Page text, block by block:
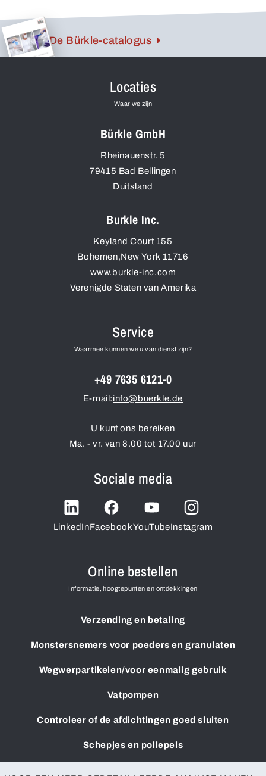
De Bürkle-catalogus
Locaties
Waar we zijn
Bürkle GmbH
Rheinauenstr. 5
79415 Bad Bellingen
Duitsland
Burkle Inc.
Keyland Court 155
Bohemen,New York 11716
www.burkle-inc.com
Verenigde Staten van Amerika
Service
Waarmee kunnen we u van dienst zijn?
+49 7635 6121-0
E-mail:info@buerkle.de
U kunt ons bereiken
Ma. - vr. van 8.00 tot 17.00 uur
Sociale media
LinkedInFacebookYouTubeInstagram
Online bestellen
Informatie, hoogtepunten en ontdekkingen
Verzending en betaling
Monstersnemers voor poeders en granulaten
Wegwerpartikelen/voor eenmalig gebruik
Vatpompen
Controleer of de afdichtingen goed sluiten
Schepjes en pollepels